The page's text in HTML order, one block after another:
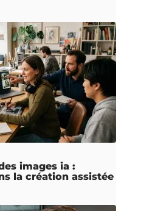
images ia :
la création assistée